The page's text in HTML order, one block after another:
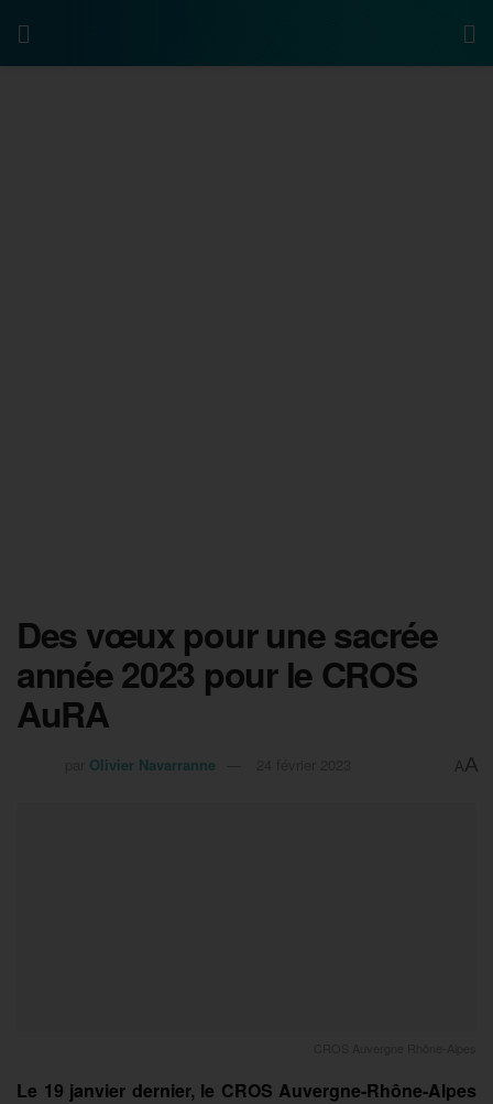
Des vœux pour une sacrée
année 2023 pour le CROS
AuRA
Olivier Navarranne AA
Le 19 janvier dernier, le CROS Auvergne-Rhône-Alpes